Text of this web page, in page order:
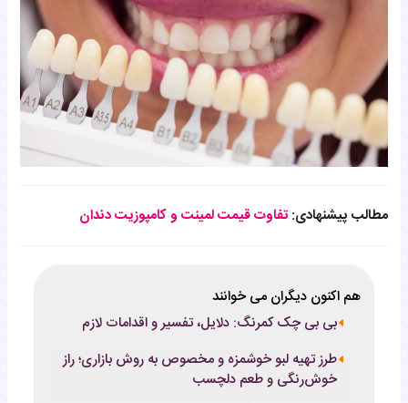
مطالب پیشنهادی: تفاوت قیمت لمینت و کامپوزیت دندان
هم اکنون دیگران می خوانند
بی بی چک کمرنگ: دلایل، تفسیر و اقدامات لازم
طرز تهیه لبو خوشمزه و مخصوص به روش بازاری؛ راز
خوش‌رنگی و طعم دلچسب